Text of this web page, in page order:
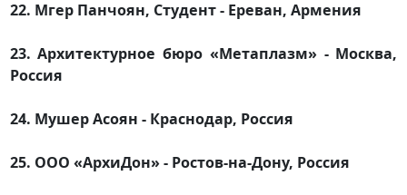
22. Мгер Панчоян, Студент - Ереван, Армения
23. Архитектурное бюро «Метаплазм» - Москва,
Россия
24. Мушер Асоян - Краснодар, Россия
25. ООО «АрхиДон» - Ростов-на-Дону, Россия